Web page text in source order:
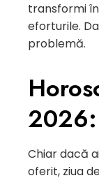
transformi
eforturile.
problemă.
2026:
Chiar dacă
oferit, ziua